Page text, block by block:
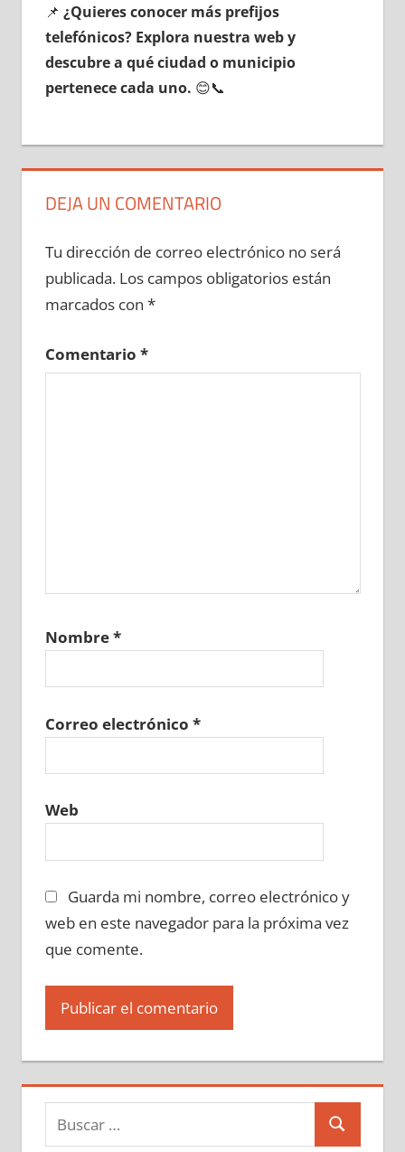
📌 ¿Quieres conocer mа́s prefijos
telefónicos? Explora nuestra web у
descubre а qué ciudad ο municipio
pertenece cada uno. 😊📞
DEJA UN COMENTARIO
Tu dirección de correo electrónico no será
publicada. Los campos obligatorios están
marcados con *
Comentario *
Nombre*
Correo electrónico *
Web
Guarda mi nombre, correo electrónico y
web en este navegador para la próxima vez
que comente.
Buscar